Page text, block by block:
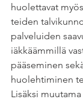
huolettavat
teiden
palveluiden
iäkkäämmillä
pääseminen
huolehtiminen
Lisäksi